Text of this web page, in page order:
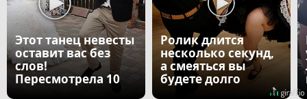
Этот танец невесты
оставит вас без
слов!
Пересмотрела 10
Ролик длится
несколько секунд,
а смеяться вы
будете долго